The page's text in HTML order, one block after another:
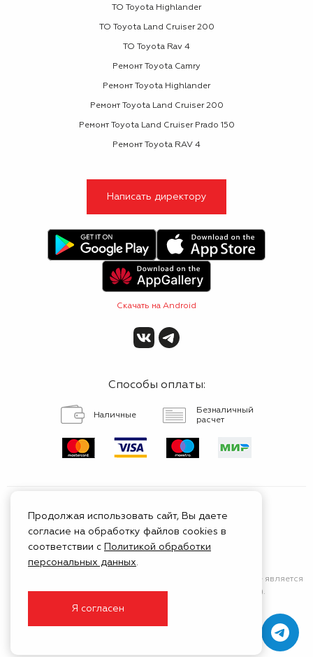
ТО Toyota Highlander
ТО Toyota Land Cruiser 200
ТО Toyota Rav 4
Ремонт Toyota Camry
Ремонт Toyota Highlander
Ремонт Toyota Land Cruiser 200
Ремонт Toyota Land Cruiser Prado 150
Ремонт Toyota RAV 4
Написать директору
Скачать на Android
Способы оплаты:
Наличные
Безналичный
расчет
Сертифицированный
и не является
публичной афертой (положения Статьи 437 ГК РФ).
© 1999 - 2026 ГК Тойота Моторс Клуб
Продолжая использовать сайт, Вы даете
согласие на обработку файлов cookies в
соответствии с
Политикой обработки
персональных данных.
Я согласен